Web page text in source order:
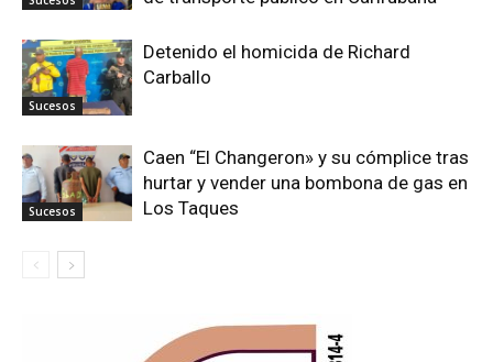
Sucesos
Detenido el homicida de Richard
Carballo
Sucesos
Caen “El Changeron» y su cómplice tras
hurtar y vender una bombona de gas en
Los Taques